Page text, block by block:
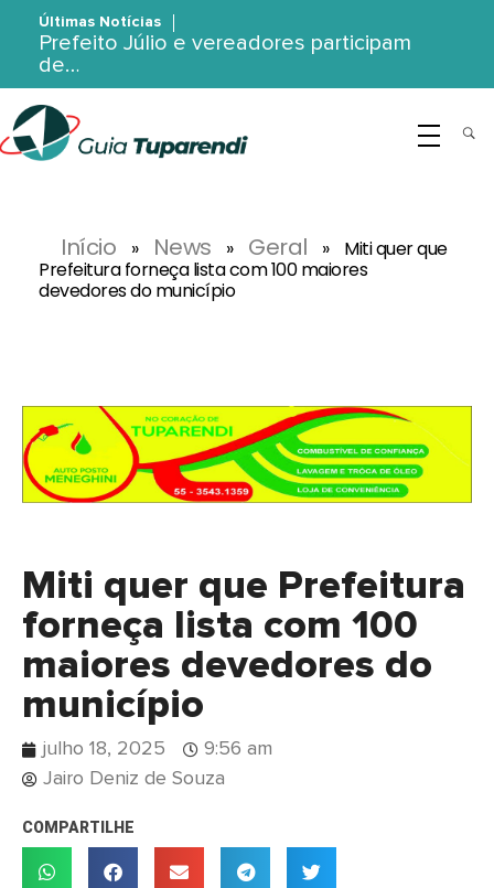
Últimas Notícias
Prefeito Júlio e vereadores participam
de…
Início » News » Geral »
Miti quer que
Prefeitura forneça lista com 100 maiores
devedores do município
Miti quer que Prefeitura
forneça lista com 100
maiores devedores do
município
julho 18, 2025
9:56 am
Jairo Deniz de Souza
COMPARTILHE